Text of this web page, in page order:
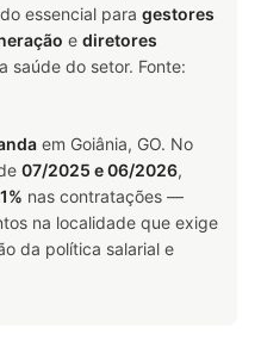
essencial para gestores
e diretores
saúde do setor. Fonte:
em Goiânia, GO. No
07/2025 e 06/2026,
nas contratações —
na localidade que exige
da política salarial e